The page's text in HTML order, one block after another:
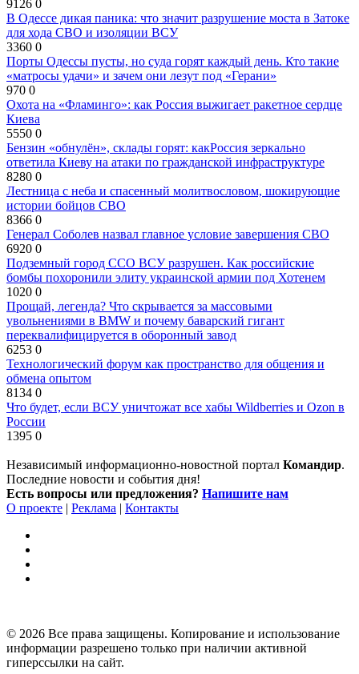
9126 0
В Одессе дикая паника: что значит разрушение моста в Затоке
для хода СВО и изоляции ВСУ
3360 0
Порты Одессы пусты, но суда горят каждый день. Кто такие
«матросы удачи» и зачем они лезут под «Герани»
970 0
Охота на «Фламинго»: как Россия выжигает ракетное сердце
Киева
5550 0
Бензин «обнулён», склады горят: какРоссия зеркально
ответила Киеву на атаки по гражданской инфраструктуре
8280 0
Лестница с неба и спасенный молитвословом, шокирующие
истории бойцов СВО
8366 0
Генерал Соболев назвал главное условие завершения СВО
6920 0
Подземный город ССО ВСУ разрушен. Как российские
бомбы похоронили элиту украинской армии под Хотенем
1020 0
Прощай, легенда? Что скрывается за массовыми
увольнениями в BMW и почему баварский гигант
переквалифицируется в оборонный завод
6253 0
Технологический форум как пространство для общения и
обмена опытом
8134 0
Что будет, если ВСУ уничтожат все хабы Wildberries и Ozon в
России
1395 0
Независимый информационно-новостной портал Командир.
Последние новости и события дня!
Есть вопросы или предложения? Напишите нам
О проекте | Реклама | Контакты
© 2026 Все права защищены. Копирование и использование
информации разрешено только при наличии активной
гиперссылки на сайт.